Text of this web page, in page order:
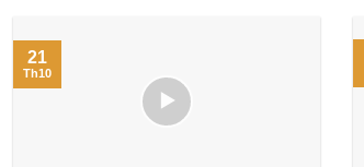
21
Th10